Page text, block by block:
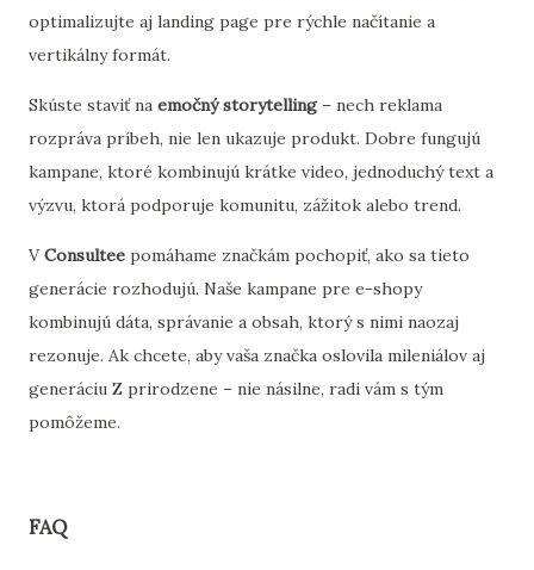
optimalizujte aj landing page pre rýchle načítanie a
vertikálny formát.
Skúste staviť na emočný storytelling– nech reklama
rozpráva príbeh, nie len ukazuje produkt. Dobre fungujú
kampane, ktoré kombinujú krátke video, jednoduchý text a
výzvu, ktorá podporuje komunitu, zážitok alebo trend.
VConsultee pomáhame značkám pochopiť, ako sa tieto
generácie rozhodujú. Naše kampane pre e-shopy
kombinujú dáta, správanie a obsah, ktorý s nimi naozaj
rezonuje. Ak chcete, aby vaša značka oslovila mileniálov aj
generáciu Z prirodzene – nie násilne, radi vám s tým
pomôžeme.
FAQ